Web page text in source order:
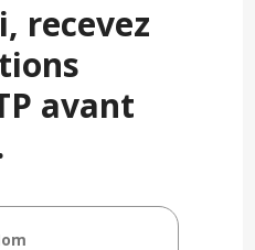
recevez
avant